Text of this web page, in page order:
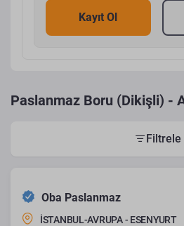
Kayıt Ol
Paslanmaz Boru (Dikişli) -
Filtrele
Oba Paslanmaz
İSTANBUL-AVRUPA - ESENYURT